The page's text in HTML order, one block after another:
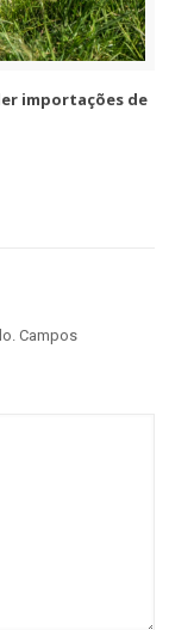
importações de
Campos